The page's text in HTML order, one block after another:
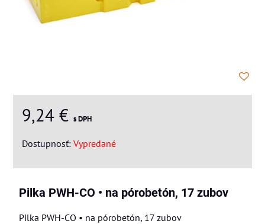
9,24 € s DPH
Dostupnosť: Vypredané
Pilka PWH-CO • na pórobetón, 17 zubov
Pilka PWH-CO • na pórobetón, 17 zubov